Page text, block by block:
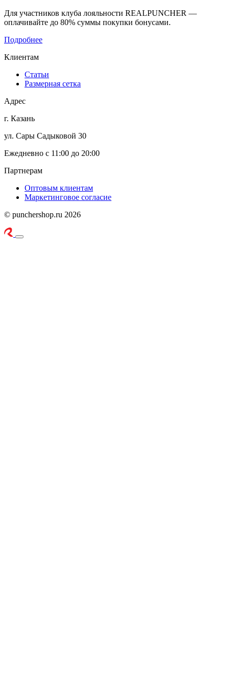
Для участников клуба лояльности REALPUNCHER —
оплачивайте до 80% суммы покупки бонусами.
Подробнее
Клиентам
Статьи
Размерная сетка
Адрес
г. Казань
ул. Сары Садыковой 30
Ежедневно с 11:00 до 20:00
Партнерам
Оптовым клиентам
Маркетинговое согласие
© punchershop.ru 2026